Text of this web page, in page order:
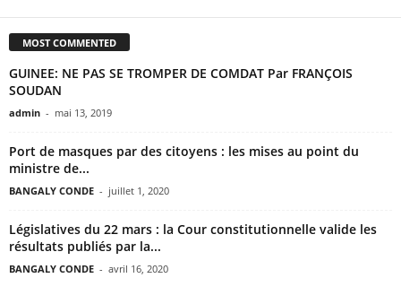
MOST COMMENTED
GUINEE: NE PAS SE TROMPER DE COMDAT Par FRANÇOIS
SOUDAN
admin - mai 13, 2019
Port de masques par des citoyens : les mises au point du
ministre de...
BANGALY CONDE - juillet 1, 2020
Législatives du 22 mars : la Cour constitutionnelle valide les
résultats publiés par la...
BANGALY CONDE - avril 16, 2020